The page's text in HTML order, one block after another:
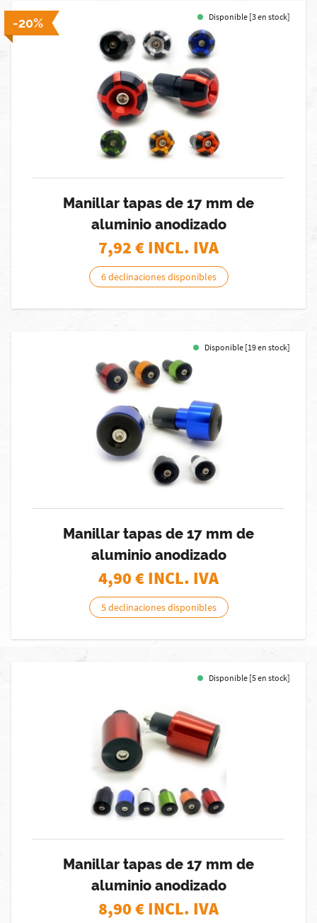
-20% Disponible [3 en stock]
Manillar tapas de 17 mm de
aluminio anodizado
7,92€ INCL. IVA
6 declinaciones disponibles
Disponible [19 en stock]
Manillar tapas de 17 mm de
aluminio anodizado
4,90€ INCL. IVA
5 declinaciones disponibles
Disponible [5 en stock]
Manillar tapas de 17 mm de
aluminio anodizado
8,90€ INCL. IVA